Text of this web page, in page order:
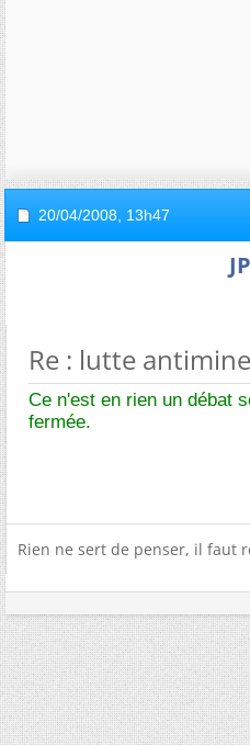
20/04/2008, 13h47
Re : lutte
Ce n'est en rien un débat
fermée.
Rien ne sert de penser, il faut